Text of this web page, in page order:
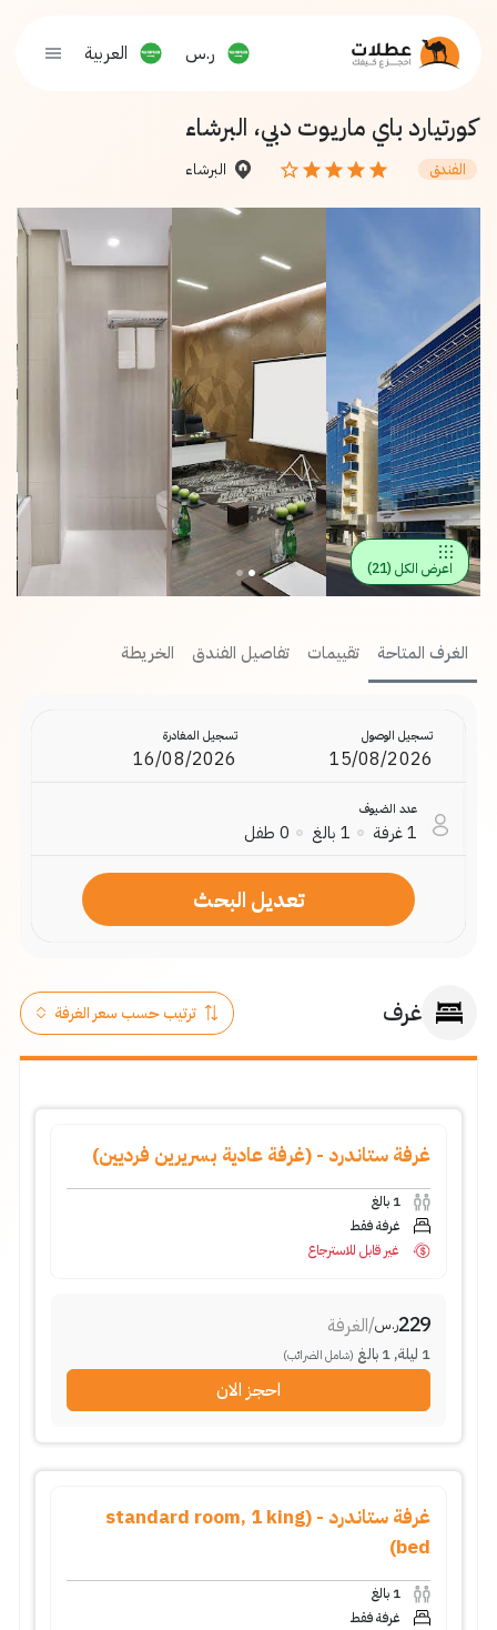
ر.س العربية
كورتيارد باي ماريوت دبي، البرشاء
الفندق البرشاء
اعرض الكل (
21
)
الغرف المتاحة تقييمات تفاصيل الفندق الخريطة
تسجيل الوصول تسجيل المغادرة
عدد الضيوف
1غرفة 1 بالغ 0 طفل
تعديل البحث
غرف
غرفة ستاندرد - (غرفة عادية بسريرين فرديين)
1 بالغ
غرفة فقط
غير قابل للاسترجاع
229ر.س/الغرفة
1 ليلة,
1 بالغ (شامل الضرائب)
احجز الان
غرفة ستاندرد - (standard room, 1 king
bed)
1 بالغ
غرفة فقط